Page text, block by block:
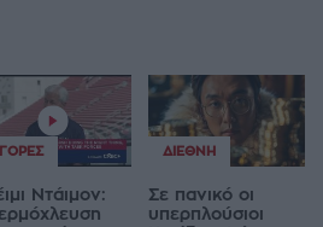
Ντάιμον:
ΔΙΕΘΝΉ
Σε πανικό οι
υπερπλούσιοι